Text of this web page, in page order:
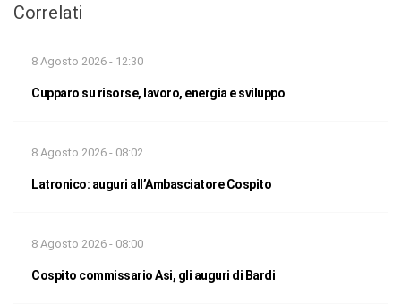
Correlati
8 Agosto 2026 - 12:30
Cupparo su risorse, lavoro, energia e sviluppo
8 Agosto 2026 - 08:02
Latronico: auguri all’Ambasciatore Cospito
8 Agosto 2026 - 08:00
Cospito commissario Asi, gli auguri di Bardi